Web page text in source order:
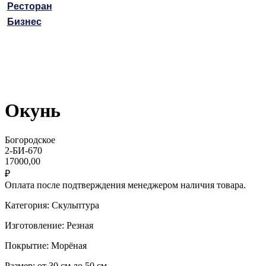
Ресторан
Бизнес
Окунь
Богородское
2-БИ-670
17000,00
₽
Оплата после подтверждения менеджером наличия товара.
Категория: Скульптура
Изготовление: Резная
Покрытие: Морёная